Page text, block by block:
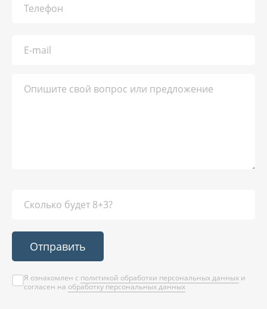
Отправить
Я ознакомлен с политикой обработки персональных данных и
согласен на обработку персональных данных